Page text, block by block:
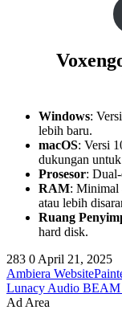
Windows:
lebih baru.
macOS: Versi
dukungan
Prosesor:
RAM: Minimal
atau lebih
Ruang
hard disk.
283 0 April 21, 2025
Ambiera
Lunacy Audio
Ad Area